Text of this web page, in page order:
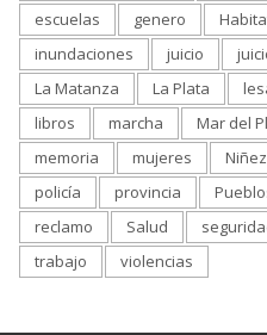
escuelas
genero
inundaciones
juicio
La Matanza
La Plata
libros
marcha Mar del
memoria
mujeres Niñez
policía
provincia
reclamo
Salud
trabajo
violencias